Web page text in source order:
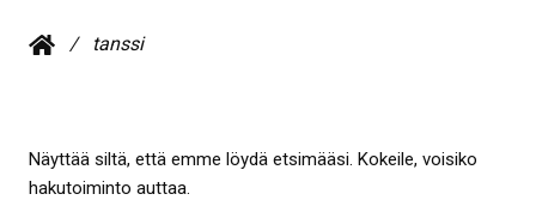
/ tanssi
Näyttää siltä, että emme löydä etsimääsi. Kokeile, voisiko
hakutoiminto auttaa.